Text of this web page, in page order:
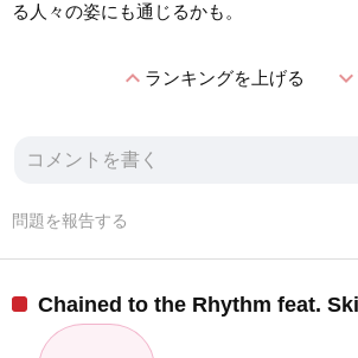
る人々の姿にも通じるかも。
expand_lessランキングを上げる
問題を報告する
Chained to the Rhythm feat.